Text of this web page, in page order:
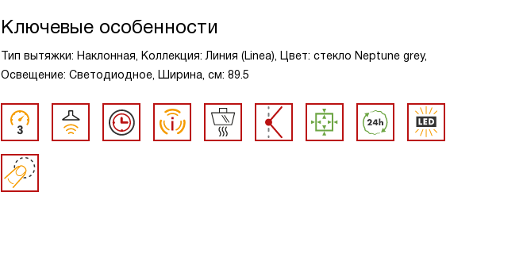
Ключевые особенности
Тип вытяжки: Наклонная, Коллекция: Линия (Linea), Цвет: стекло Neptune grey,
Освещение: Светодиодное, Ширина, см: 89.5